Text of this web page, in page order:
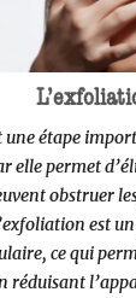
une étape
elle permet
obstruer
est
ce qui
réduisant